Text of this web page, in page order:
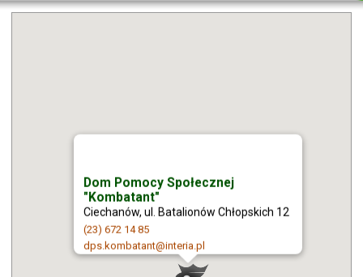
Dom Pomocy Społecznej
"Kombatant"
Ciechanów, ul. Batalionów Chłopskich 12
(23) 672 14 85
dps.kombatant@interia.pl